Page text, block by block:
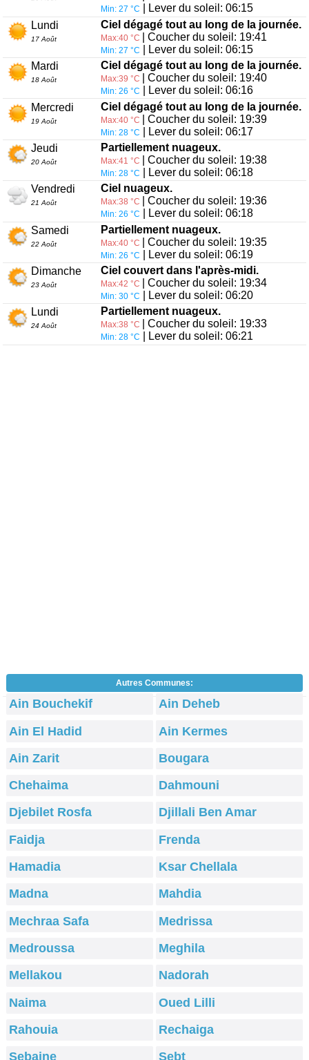
Min: 27 °C
| Lever du soleil: 06:15
Lundi
17 Août
Ciel dégagé tout au long de la journée.
Max:40 °C | Coucher du soleil: 19:41
Min: 27 °C
| Lever du soleil: 06:15
Mardi
18 Août
Ciel dégagé tout au long de la journée.
Max:39 °C | Coucher du soleil: 19:40
Min: 26 °C
| Lever du soleil: 06:16
Mercredi
19 Août
Ciel dégagé tout au long de la journée.
Max:40 °C | Coucher du soleil: 19:39
Min: 28 °C
| Lever du soleil: 06:17
Jeudi
20 Août
Partiellement nuageux.
Max:41 °C | Coucher du soleil: 19:38
Min: 28 °C
| Lever du soleil: 06:18
Vendredi
21 Août
Ciel nuageux.
Max:38 °C | Coucher du soleil: 19:36
Min: 26 °C
| Lever du soleil: 06:18
Samedi
22 Août
Partiellement nuageux.
Max:40 °C | Coucher du soleil: 19:35
Min: 26 °C
| Lever du soleil: 06:19
Dimanche
23 Août
Ciel couvert dans l'après-midi.
Max:42 °C | Coucher du soleil: 19:34
Min: 30 °C
| Lever du soleil: 06:20
Lundi
24 Août
Partiellement nuageux.
Max:38 °C | Coucher du soleil: 19:33
Min: 28 °C | Lever du soleil: 06:21
Autres Communes:
Ain Bouchekif
Ain Deheb
Ain El Hadid
Ain Kermes
Ain Zarit
Bougara
Chehaima
Dahmouni
Djebilet Rosfa
Djillali Ben Amar
Faidja
Frenda
Hamadia
Ksar Chellala
Madna
Mahdia
Mechraa Safa
Medrissa
Medroussa
Meghila
Mellakou
Nadorah
Naima
Oued Lilli
Rahouia
Rechaiga
Sebaine
Sebt